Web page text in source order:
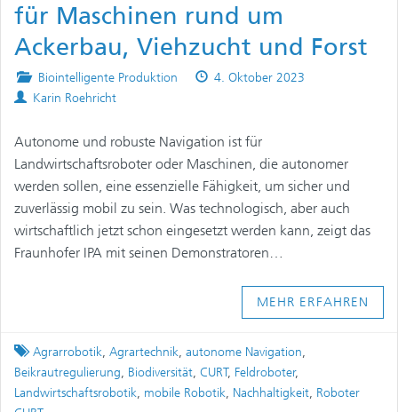
für Maschinen rund um
Ackerbau, Viehzucht und Forst
Posted
in
Biointelligente Produktion
Published
4. Oktober 2023
Authors
Karin Roehricht
Autonome und robuste Navigation ist für
Landwirtschaftsroboter oder Maschinen, die autonomer
werden sollen, eine essenzielle Fähigkeit, um sicher und
zuverlässig mobil zu sein. Was technologisch, aber auch
wirtschaftlich jetzt schon eingesetzt werden kann, zeigt das
Fraunhofer IPA mit seinen Demonstratoren…
MEHR ERFAHREN
Tagged
Agrarrobotik, Agrartechnik, autonome Navigation,
Beikrautregulierung, Biodiversität, CURT, Feldroboter,
Landwirtschaftsrobotik, mobile Robotik, Nachhaltigkeit, Roboter